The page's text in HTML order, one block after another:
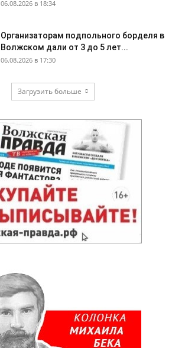
06.08.2026 в 18:34
Организаторам подпольного борделя в
Волжском дали от 3 до 5 лет...
06.08.2026 в 17:30
Загрузить больше